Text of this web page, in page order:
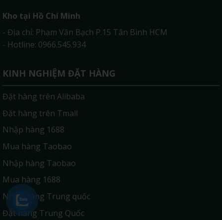
Kho tại Hồ Chí Minh
- Địa chỉ: Phạm Văn Bạch P.15 Tân Bình HCM
- Hotline: 0966.545.934
KINH NGHIỆM ĐẶT HÀNG
Đặt hàng trên Alibaba
Đặt hàng trên Tmall
Nhập hàng 1688
Mua hàng Taobao
Nhập hàng Taobao
Mua hàng 1688
Nhập hàng Trung quốc
Đặt hàng Trung Quốc